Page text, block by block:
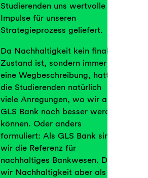
Studierenden uns wertvolle
Impulse für unseren
Strategieprozess geliefert.
Da Nachhaltigkeit kein finaler
Zustand ist, sondern immer
eine Wegbeschreibung, hatten
die Studierenden natürlich
viele Anregungen, wo wir als
GLS Bank noch besser werden
können. Oder anders
formuliert: Als GLS Bank sind
wir die Referenz für
nachhaltiges Bankwesen. Da
wir Nachhaltigkeit aber als